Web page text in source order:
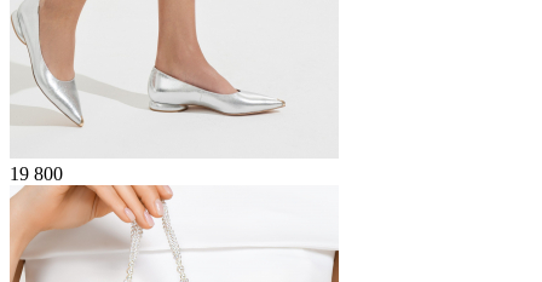
19 800